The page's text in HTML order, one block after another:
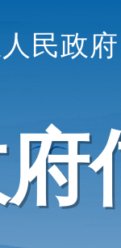
民政府